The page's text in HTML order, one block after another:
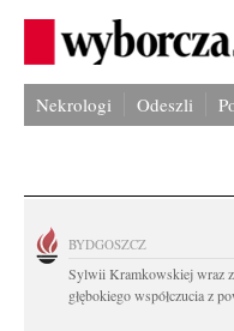
Nekrologi Odeszli
BYDGOSZCZ
Sylwii Kramkowskiej wraz
głębokiego współczucia z